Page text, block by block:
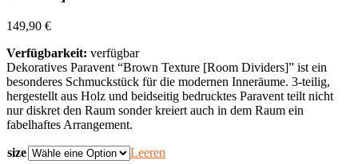
149,90 €
Verfügbarkeit: verfügbar
Dekoratives Paravent “Brown Texture [Room Dividers]” ist ein
besonderes Schmuckstück für die modernen Inneräume. 3-teilig,
hergestellt aus Holz und beidseitig bedrucktes Paravent teilt nicht
nur diskret den Raum sonder kreiert auch in dem Raum ein
fabelhaftes Arrangement.
size Leeren